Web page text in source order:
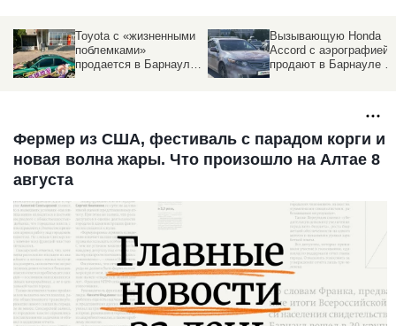
Toyota с «жизненными
поблемками»
продается в Барнауле
Вызывающую Honda
Accord с аэрографией
продают в Барнауле за
Фермер из США, фестиваль с парадом корги и
новая волна жары. Что произошло на Алтае 8
августа